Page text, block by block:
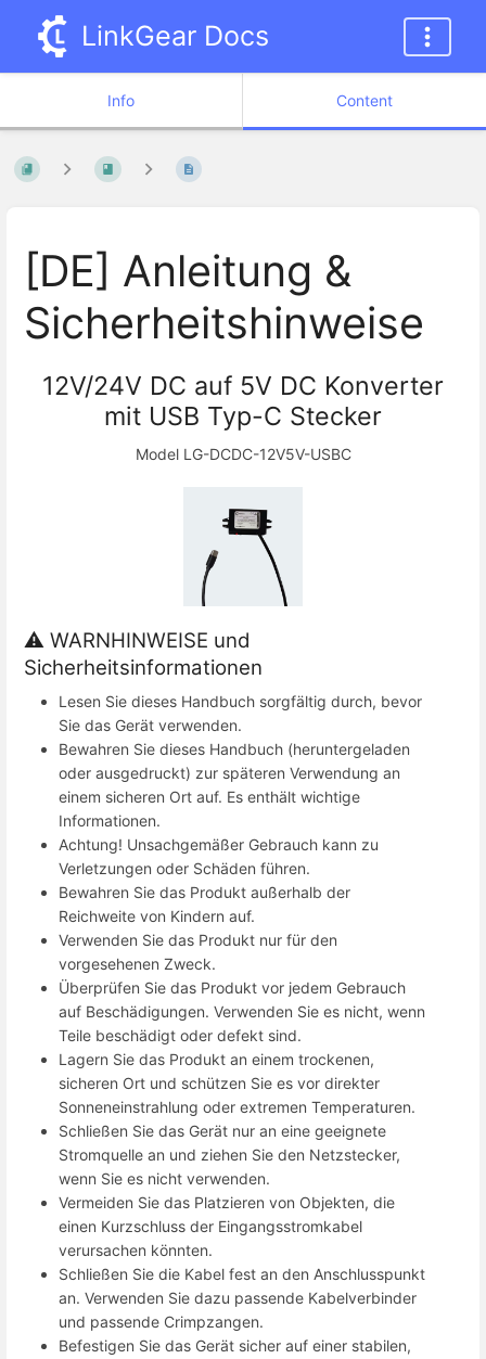
LinkGear Docs
Info Content
[DE] Anleitung &
Sicherheitshinweise
12V/24V DC auf 5V DC Konverter
mit USB Typ-C Stecker
Model LG-DCDC-12V5V-USBC
⚠ WARNHINWEISE und
Sicherheitsinformationen
Lesen Sie dieses Handbuch sorgfältig durch, bevor
Sie das Gerät verwenden.
Bewahren Sie dieses Handbuch (heruntergeladen
oder ausgedruckt) zur späteren Verwendung an
einem sicheren Ort auf. Es enthält wichtige
Informationen.
Achtung! Unsachgemäßer Gebrauch kann zu
Verletzungen oder Schäden führen.
Bewahren Sie das Produkt außerhalb der
Reichweite von Kindern auf.
Verwenden Sie das Produkt nur für den
vorgesehenen Zweck.
Überprüfen Sie das Produkt vor jedem Gebrauch
auf Beschädigungen. Verwenden Sie es nicht, wenn
Teile beschädigt oder defekt sind.
Lagern Sie das Produkt an einem trockenen,
sicheren Ort und schützen Sie es vor direkter
Sonneneinstrahlung oder extremen Temperaturen.
Schließen Sie das Gerät nur an eine geeignete
Stromquelle an und ziehen Sie den Netzstecker,
wenn Sie es nicht verwenden.
Vermeiden Sie das Platzieren von Objekten, die
einen Kurzschluss der Eingangsstromkabel
verursachen könnten.
Schließen Sie die Kabel fest an den Anschlusspunkt
an. Verwenden Sie dazu passende Kabelverbinder
und passende Crimpzangen.
Befestigen Sie das Gerät sicher auf einer stabilen,